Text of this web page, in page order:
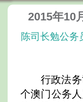
2015年10
陈司长勉公务
行政法
个澳门公务